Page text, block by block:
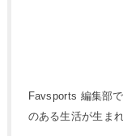
Favsports 編集部
のある生活が生ま